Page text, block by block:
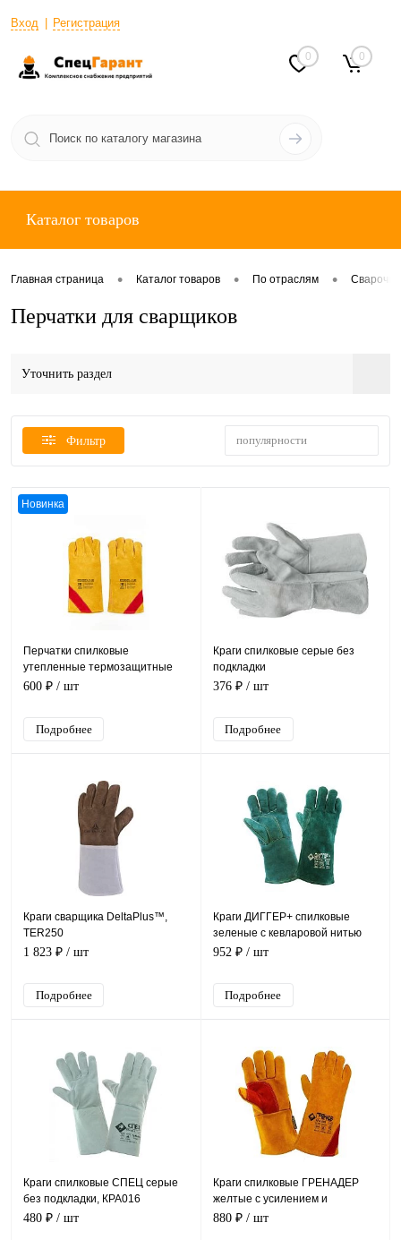
Вход Регистрация
0 0
Каталог товаров
Главная страница • Каталог товаров • По отраслям •
Перчатки для сварщиков
Уточнить раздел
Фильтр популярности
Новинка
Перчатки спилковые
утепленные термозащитные
ProfLineLeader
600 ₽ / шт
Подробнее
Краги спилковые серые без
подкладки
376 ₽ / шт
Подробнее
Краги сварщика DeltaPlus™,
TER250
1 823 ₽ / шт
Подробнее
Краги ДИГГЕР+ спилковые
зеленые с кевларовой нитью
(КРА012)
952 ₽ / шт
Подробнее
Краги спилковые СПЕЦ серые
без подкладки, КРА016
480 ₽ / шт
Краги спилковые ГРЕНАДЕР
желтые с усилением и
подкладкой, КРА008
880 ₽ / шт